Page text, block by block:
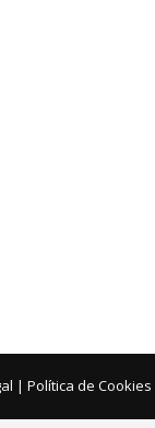
| Política de Cookies